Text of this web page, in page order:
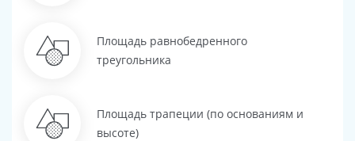
Площадь равнобедренного
треугольника
Площадь трапеции (по основаниям и
высоте)